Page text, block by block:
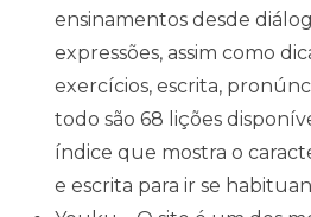
ensinamentos desde
expressões, assim como
exercícios, escrita,
todo são 68 lições
índice que mostra o
e escrita para ir se